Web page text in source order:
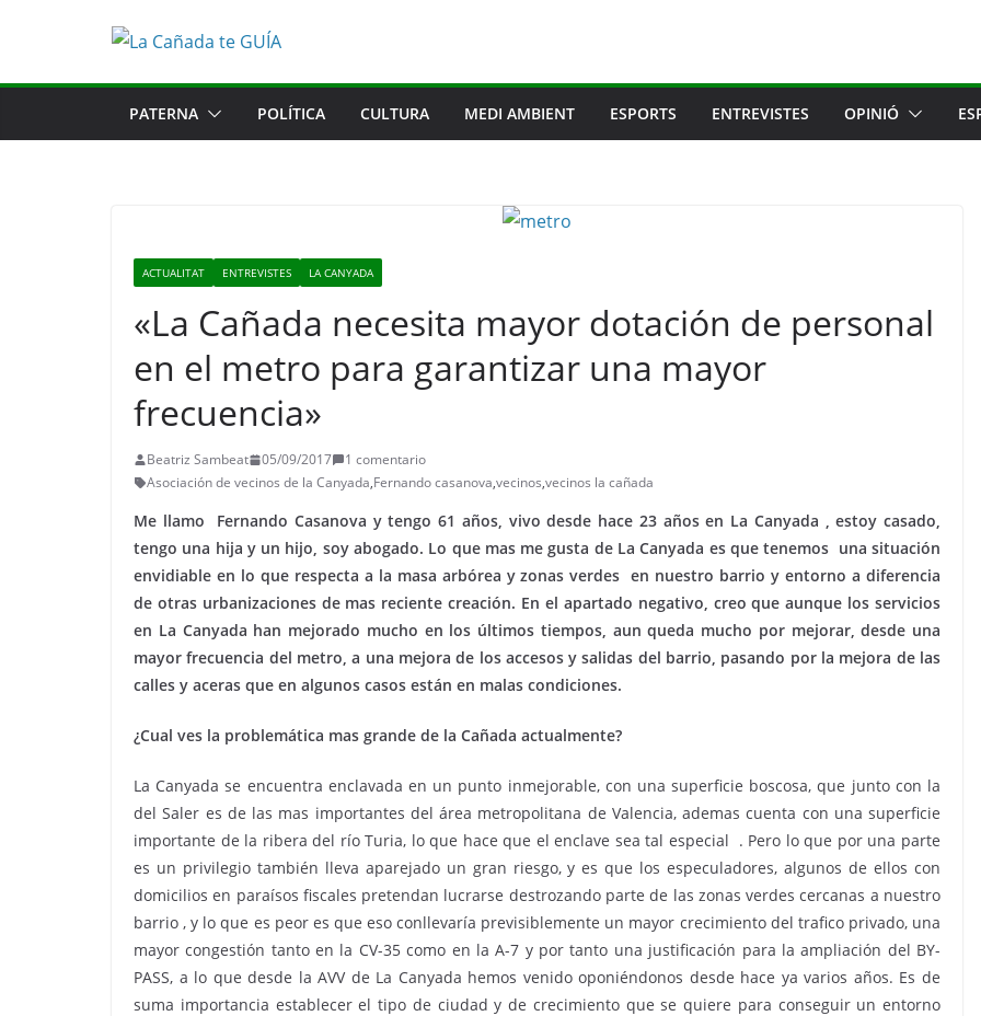
PATERNA POLÍTICA CULTURA MEDI AMBIENT ESPORTS ENTREVISTES OPINIÓ
ACTUALITAT ENTREVISTES LA CANYADA
«La Cañada necesita mayor dotación de personal
en el metro para garantizar una mayor
frecuencia»
Beatriz Sambeat 05/09/2017
1 comentario
Asociación de vecinos de la Canyada,Fernando casanova,vecinos,vecinos la cañada
Me llamo Fernando Casanova y tengo 61 años, vivo desde hace 23 años en La Canyada , estoy casado,
tengo una hija y un hijo, soy abogado. Lo que mas me gusta de La Canyada es que tenemos una situación
envidiable en lo que respecta a la masa arbórea y zonas verdes en nuestro barrio y entorno a diferencia
de otras urbanizaciones de mas reciente creación. En el apartado negativo, creo que aunque los servicios
en La Canyada han mejorado mucho en los últimos tiempos, aun queda mucho por mejorar, desde una
mayor frecuencia del metro, a una mejora de los accesos y salidas del barrio, pasando por la mejora de las
calles y aceras que en algunos casos están en malas condiciones.
¿Cual ves la problemática mas grande de la Cañada actualmente?
La Canyada se encuentra enclavada en un punto inmejorable, con una superficie boscosa, que junto con la
del Saler es de las mas importantes del área metropolitana de Valencia, ademas cuenta con una superficie
importante de la ribera del río Turia, lo que hace que el enclave sea tal especial . Pero lo que por una parte
es un privilegio también lleva aparejado un gran riesgo, y es que los especuladores, algunos de ellos con
domicilios en paraísos fiscales pretendan lucrarse destrozando parte de las zonas verdes cercanas a nuestro
barrio , y lo que es peor es que eso conllevaría previsiblemente un mayor crecimiento del trafico privado, una
mayor congestión tanto en la CV-35 como en la A-7 y por tanto una justificación para la ampliación del BY-
PASS, a lo que desde la AVV de La Canyada hemos venido oponiéndonos desde hace ya varios años. Es de
suma importancia establecer el tipo de ciudad y de crecimiento que se quiere para conseguir un entorno